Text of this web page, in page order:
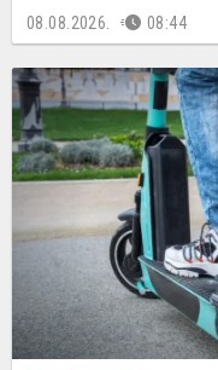
08.08.2026. 08:44